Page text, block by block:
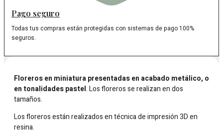
Pago seguro
Todas tus compras están protegidas con sistemas de pago 100%
seguros.
Floreros en miniatura presentadas en acabado metálico, o
en tonalidades pastel. Los floreros se realizan en dos
tamaños.
Los floreros están realizados en técnica de impresión 3D en
resina.